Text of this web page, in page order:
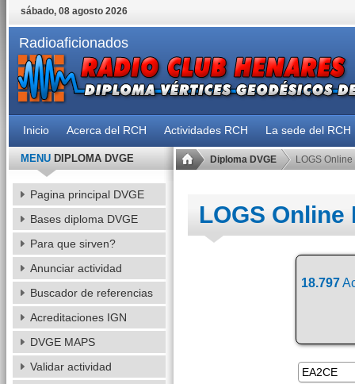
sábado, 08 agosto 2026
Radioaficionados
Inicio Acerca del RCH Actividades RCH La sede del RCH
Diploma DVGE LOGS Online
LOGS Online
18.797
MENUDIPLOMA DVGE
Pagina principal DVGE
Bases diploma DVGE
Para que sirven?
Anunciar actividad
Buscador de referencias
Acreditaciones IGN
DVGE MAPS
Validar actividad